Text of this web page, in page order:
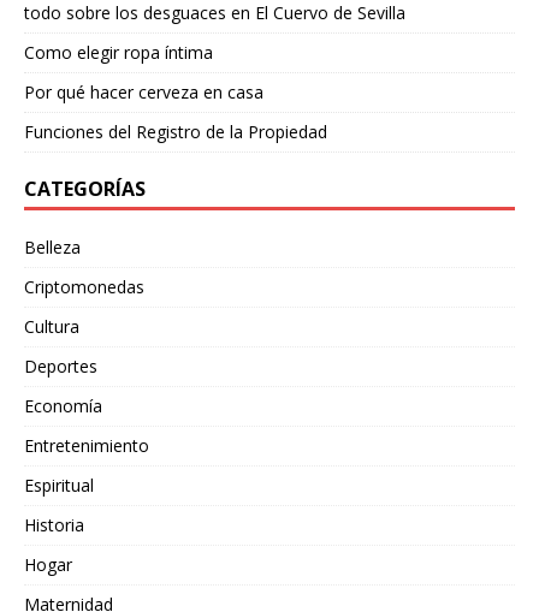
todo sobre los desguaces en El Cuervo de Sevilla
Como elegir ropa íntima
Por qué hacer cerveza en casa
Funciones del Registro de la Propiedad
CATEGORÍAS
Belleza
Criptomonedas
Cultura
Deportes
Economía
Entretenimiento
Espiritual
Historia
Hogar
Maternidad